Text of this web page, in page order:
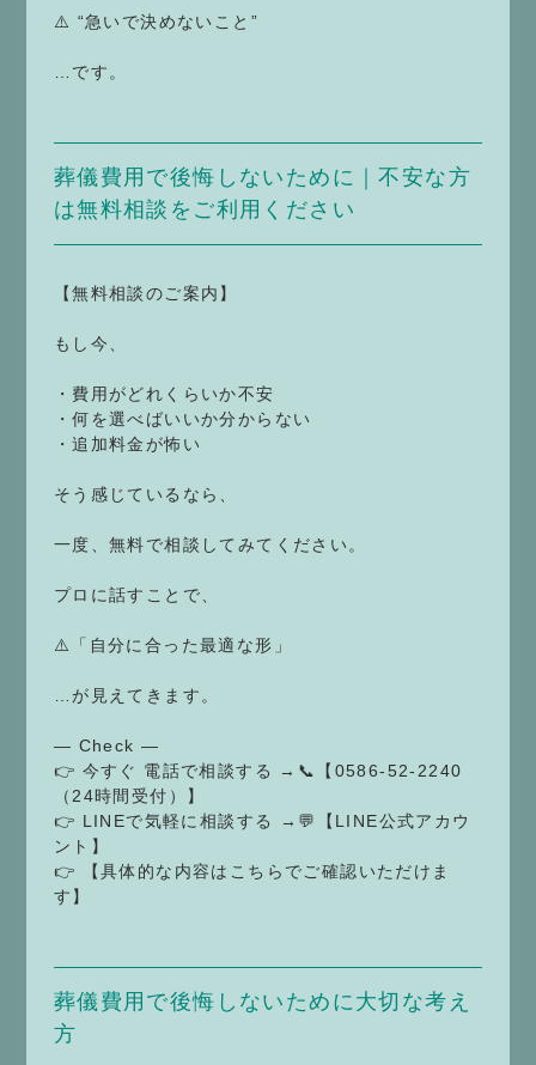
⚠️ “急いで決めないこと”
…です。
葬儀費用で後悔しないために｜不安な方
は無料相談をご利用ください
【無料相談のご案内】
もし今、
・費用がどれくらいか不安
・何を選べばいいか分からない
・追加料金が怖い
そう感じているなら、
一度、無料で相談してみてください。
プロに話すことで、
⚠️「自分に合った最適な形」
…が見えてきます。
— Check —
👉 今すぐ 電話で相談する →📞【0586-52-2240
（24時間受付）】
👉 LINEで気軽に相談する →💬【LINE公式アカウ
ント】
👉 【具体的な内容はこちらでご確認いただけま
す】
葬儀費用で後悔しないために大切な考え
方